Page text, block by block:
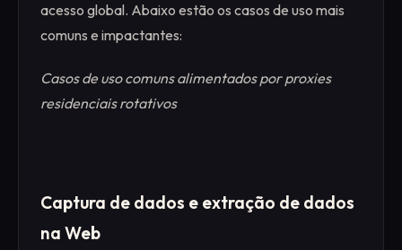
acesso global. Abaixo estão os casos de uso mais
comuns e impactantes:
Casos de uso comuns alimentados por proxies
residenciais rotativos
Captura de dados e extração de dados
na Web